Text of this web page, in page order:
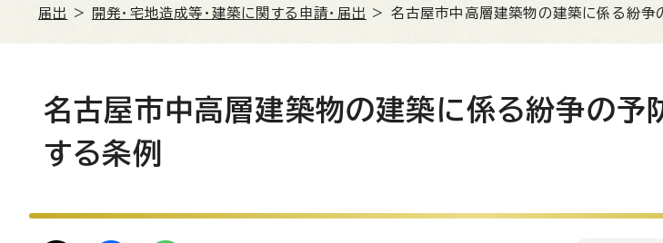
届出
> 開発・宅地造成等・建築に関する申請・届出 > 名古屋市中高層建築物の建築に係る紛争
名古屋市中高層建築物の建築に係る紛争の予
する条例